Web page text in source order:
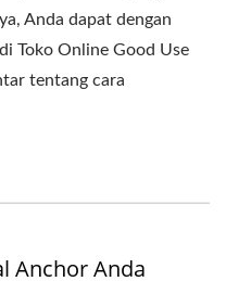
Anda dapat dengan
Toko Online Good Use
tentang cara
Anchor Anda